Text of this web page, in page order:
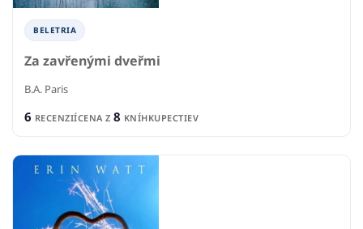
BELETRIA
Za zavřenými dveřmi
B.A. Paris
6 RECENZIÍCENA Z 8 KNÍHKUPECTIEV